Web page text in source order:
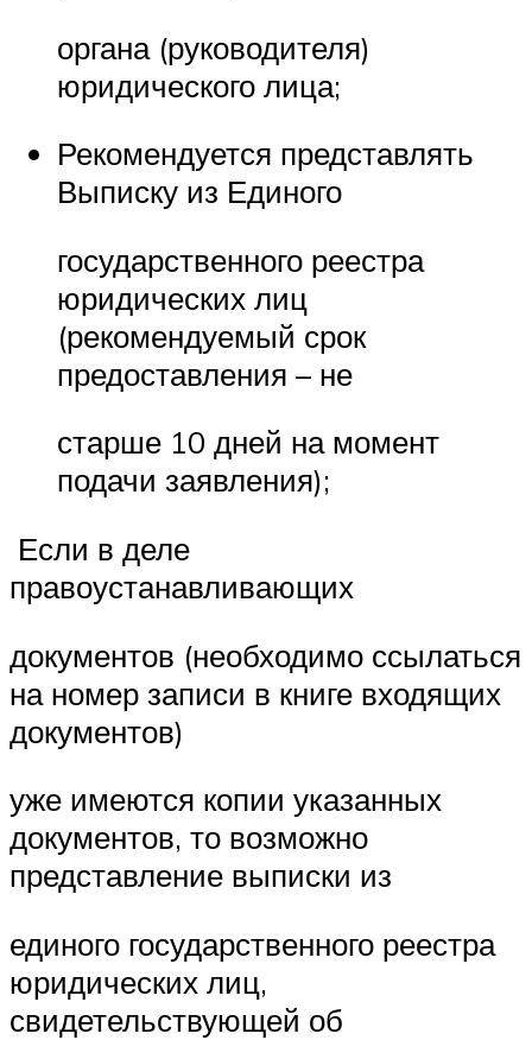
органа (руководителя)
юридического лица;
Рекомендуется представлять
Выписку из Единого
государственного реестра
юридических лиц
(рекомендуемый срок
предоставления – не
старше 10 дней на момент
подачи заявления);
Если в деле
правоустанавливающих
документов (необходимо ссылаться
на номер записи в книге входящих
документов)
уже имеются копии указанных
документов, то возможно
представление выписки из
единого государственного реестра
юридических лиц,
свидетельствующей об